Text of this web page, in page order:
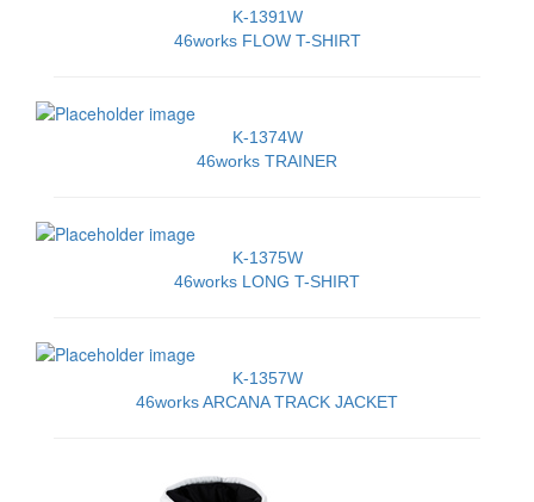
K-1391W
46works FLOW T-SHIRT
K-1374W
46works TRAINER
K-1375W
46works LONG T-SHIRT
K-1357W
46works ARCANA TRACK JACKET